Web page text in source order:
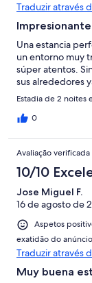
Traduzir através
Impresionante
Una estancia
un entorno muy
súper atentos.
sus alrededores
Estadia de 2
0
Avaliação verificada
10/10
Jose Miguel F.
16 de agosto de
Aspetos
exatidão do anúncio
Traduzir através
Muy buena